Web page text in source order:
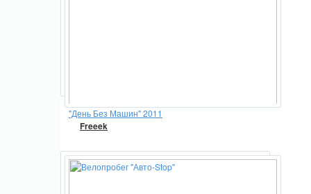
"День Без Машин" 2011
Freeek